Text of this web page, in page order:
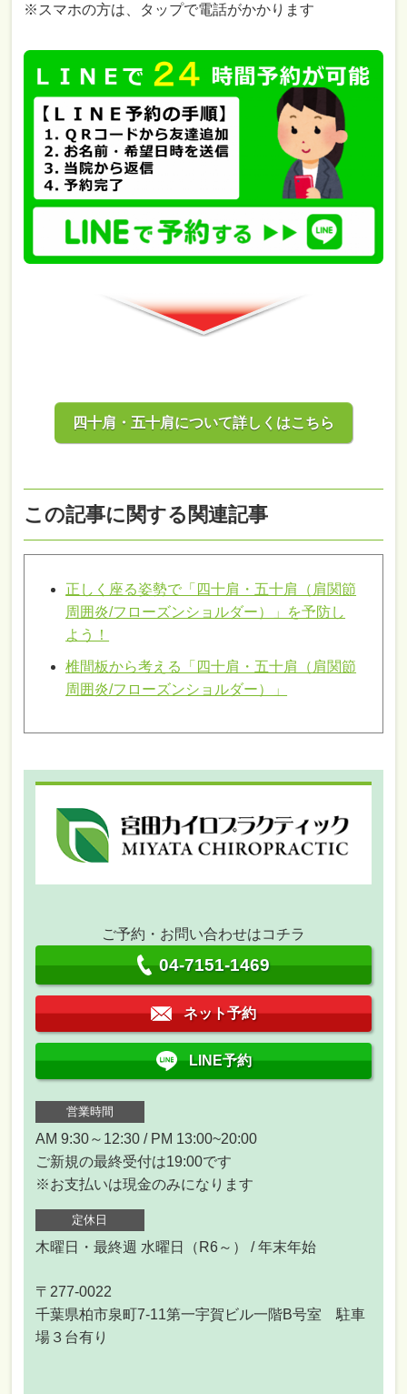
※スマホの方は、タップで電話がかかります
四十肩・五十肩について詳しくはこちら
この記事に関する関連記事
正しく座る姿勢で「四十肩・五十肩（肩関節
周囲炎/フローズンショルダー）」を予防し
よう！
椎間板から考える「四十肩・五十肩（肩関節
周囲炎/フローズンショルダー）」
ご予約・お問い合わせはコチラ
04-7151-1469
ネット予約
LINE予約
営業時間
AM 9:30～12:30 / PM 13:00~20:00
ご新規の最終受付は19:00です
※お支払いは現金のみになります
定休日
木曜日・最終週 水曜日（R6～） / 年末年始
〒277-0022
千葉県柏市泉町7-11第一宇賀ビル一階B号室 駐車
場３台有り